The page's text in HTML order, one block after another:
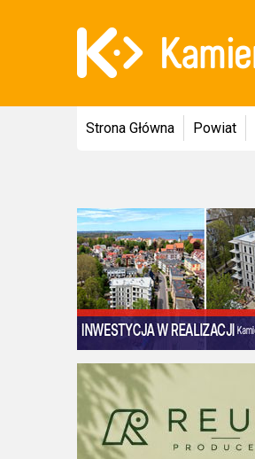
Strona Główna Powiat